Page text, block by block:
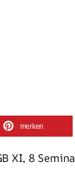
merken
XI, 8